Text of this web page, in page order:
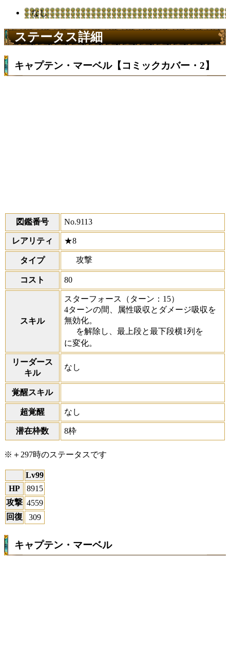
なし
ステータス詳細
キャプテン・マーベル【コミックカバー・2】
図鑑番号 No.9113
レアリティ ★8
タイプ 攻撃
コスト 80
スキル
スターフォース
（ターン：15）
4ターンの間、属性吸収とダメージ吸収を
無効化。
を解除し、最上段と最下段横1列を
に変化。
リーダース
キル
なし
覚醒スキル
超覚醒 なし
潜在枠数 8枠
※＋297時のステータスです
Lv99
HP
8915
攻撃 4559
回復
309
キャプテン・マーベル